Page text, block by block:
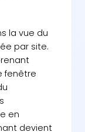
la vue du
par site.
fenêtre
en
devient